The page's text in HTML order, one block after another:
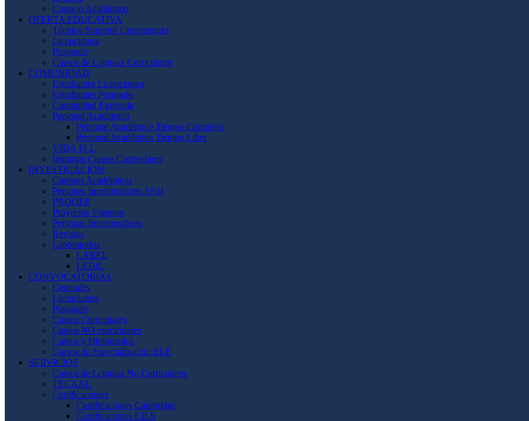
Consejo Académico
OFERTA EDUCATIVA
Técnico Superior Universitario
Licenciatura
Posgrado
Cursos de Lenguas Curriculares
COMUNIDAD
Estudiantes Licenciatura
Estudiantes Posgrado
Comunidad Egresada
Personal Académico
Personal Académico Tiempo Completo
Personal Académico Tiempo Libre
VIDA FLL
Horarios Cursos Curriculares
INVESTIGACIÓN
Cuerpos Académicos
Personas Investigadoras SNII
PRODEP
Proyectos Vigentes
Personas Investigadoras
Revistas
Laboratorios
LABEL
LEDiL
CONVOCATORIAS
Generales
Licenciatura
Posgrado
Cursos Curriculares
Cursos NO curriculares
Cursos y Diplomados
Cursos de Especialización ELE
SERVICIOS
Cursos de Lenguas No Curriculares
TECAAL
Certificaciones
Certificaciones Cambridge
Certificaciones CILS